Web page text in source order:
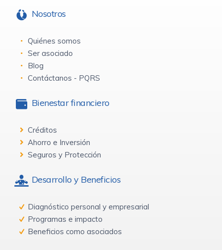
Nosotros
Quiénes somos
Ser asociado
Blog
Contáctanos - PQRS
Bienestar financiero
Créditos
Ahorro e Inversión
Seguros y Protección
Desarrollo y Beneficios
Diagnóstico personal y empresarial
Programas e impacto
Beneficios como asociados